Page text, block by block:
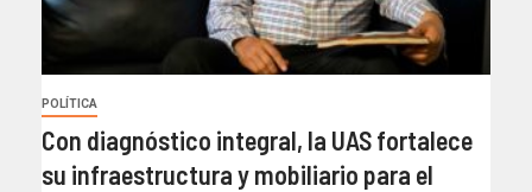
POLÍTICA
Con diagnóstico integral, la UAS fortalece
su infraestructura y mobiliario para el